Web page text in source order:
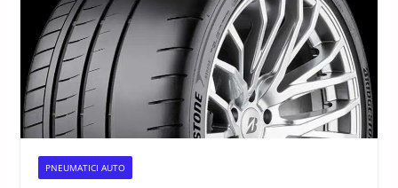
PNEUMATICI AUTO